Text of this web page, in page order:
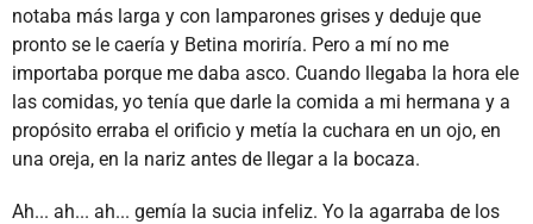
notaba más larga y con lamparones grises y deduje que
pronto se le caería y Betina moriría. Pero a mí no me
importaba porque me daba asco. Cuando llegaba la hora ele
las comidas, yo tenía que darle la comida a mi hermana y a
propósito erraba el orificio y metía la cuchara en un ojo, en
una oreja, en la nariz antes de llegar a la bocaza.
Ah... ah... ah... gemía la sucia infeliz. Yo la agarraba de los